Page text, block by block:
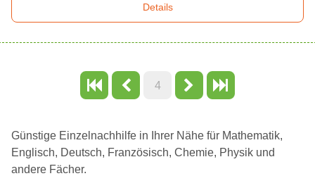
Details
4
Günstige Einzelnachhilfe in Ihrer Nähe für Mathematik,
Englisch, Deutsch, Französisch, Chemie, Physik und
andere Fächer.